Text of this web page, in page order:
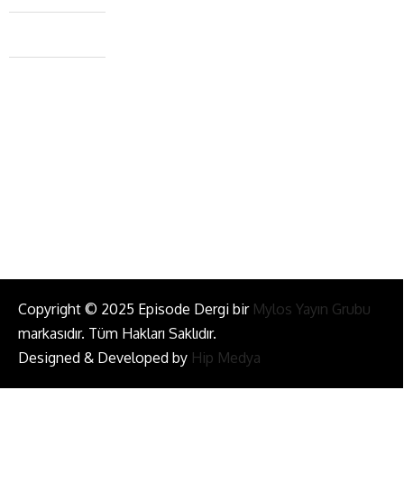
Caferağa Mah. Dr. Şakir Paşa Sok. No3/A Kadıköy İstanbul
+90 543 345 46 00
Copyright © 2025 Episode Dergi bir Mylos Yayın Grubu
markasıdır. Tüm Hakları Saklıdır.
Designed & Developed by Hip Medya